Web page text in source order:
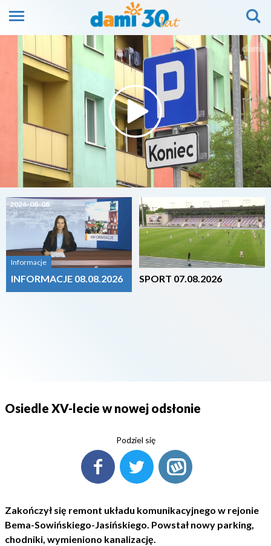
2026-08-08
Informacje
INFORMACJE 08.08.2026
2026-08-07
SPORT 07.08.2026
Osiedle XV-lecie w nowej odsłonie
Podziel się
Zakończył się remont układu komunikacyjnego w rejonie
Bema-Sowińskiego-Jasińskiego. Powstał nowy parking,
chodniki, wymieniono kanalizację.